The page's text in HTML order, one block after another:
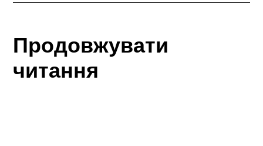
Продовжувати
читання